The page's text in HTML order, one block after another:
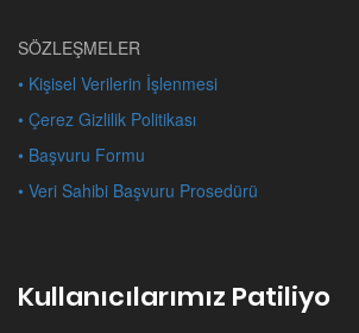
SÖZLEŞMELER
• Kişisel Verilerin İşlenmesi
• Çerez Gizlilik Politikası
• Başvuru Formu
• Veri Sahibi Başvuru Prosedürü
Kullanıcılarımız Patiliyo